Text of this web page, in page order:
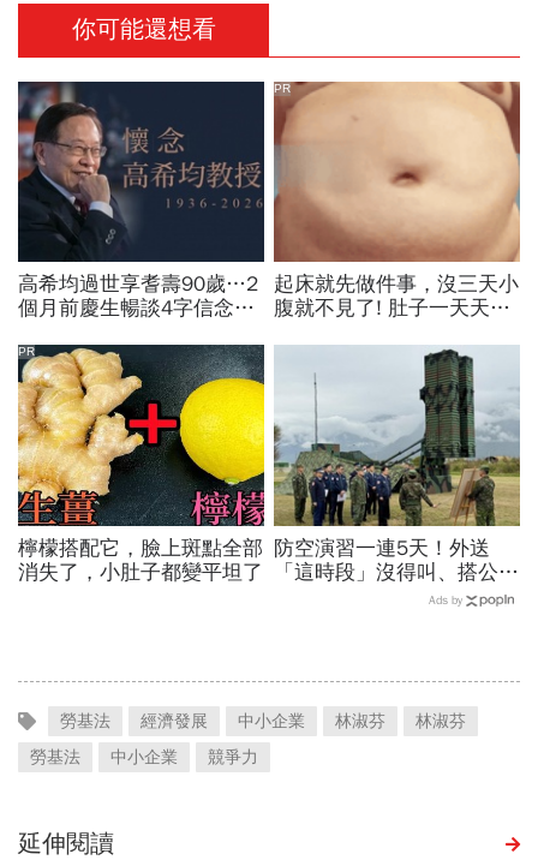
你可能還想看
高希均過世享耆壽90歲…2
個月前慶生暢談4字信念，
福、一切靠自己爭氣
起床就先做件事，沒三天小
腹就不見了! 肚子一天天變
PR
檸檬搭配它，臉上斑點全部
消失了，小肚子都變平坦了
PR
防空演習一連5天！外送
「這時段」沒得叫、搭公車
有影響？漢光演習各縣市管
Ads by
勞基法 經濟發展 中小企業 林淑芬
林淑芬
勞基法
中小企業 競爭力
延伸閱讀